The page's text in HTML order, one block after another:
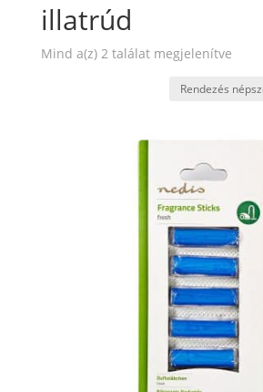
illatrúd
Mind a(z) 2 találat megjelenítveSorted